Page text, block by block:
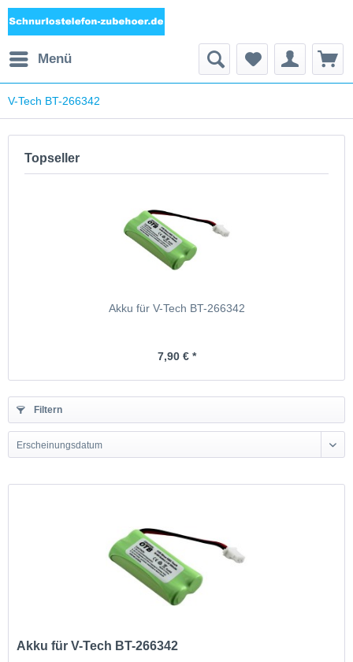
Menü
V-Tech BT-266342
Topseller
Akku für V-Tech BT-266342
7,90 € *
Filtern
Erscheinungsdatum
Akku für V-Tech BT-266342